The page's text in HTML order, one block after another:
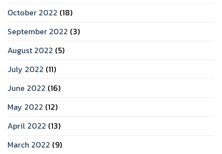
October 2022 (18)
September 2022 (3)
August 2022 (5)
July 2022 (11)
June 2022 (16)
May 2022 (12)
April 2022 (13)
March 2022 (9)